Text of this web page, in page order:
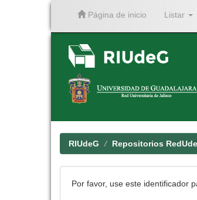
Página de inicio Listar
RIUdeG Repositorios
Por favor, use este identificador